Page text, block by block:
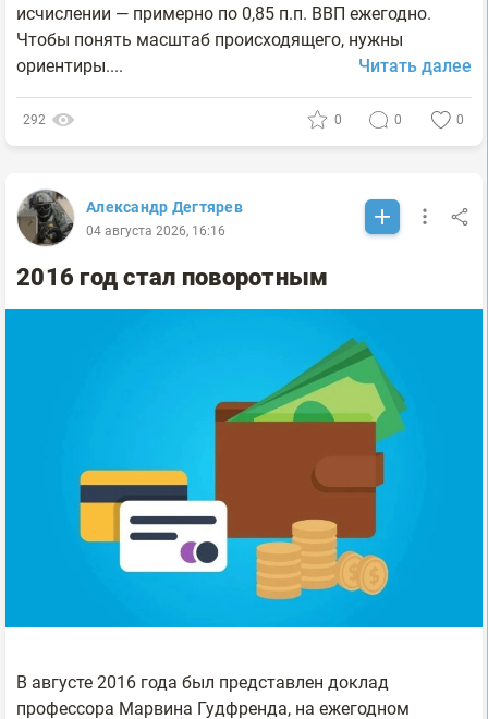
исчислении — примерно по 0,85 п.п. ВВП ежегодно.
Чтобы понять масштаб происходящего, нужны
ориентиры....
Читать далее
292 0 0 0
Александр Дегтярев
04 августа 2026, 16:16
2016 год стал поворотным
В августе 2016 года был представлен доклад
профессора Марвина Гудфренда, на ежегодном